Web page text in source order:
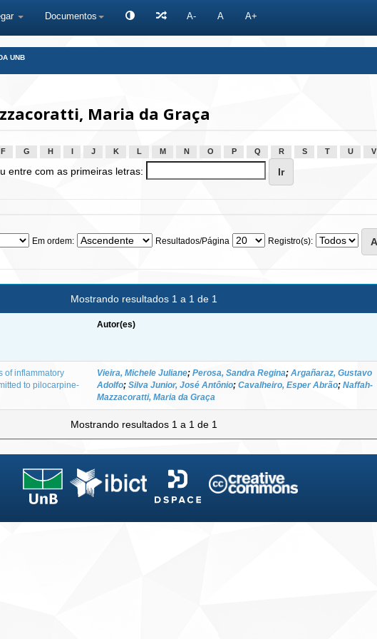
Documentos A- A A+
UNB
Maria da Graça
F G H J K L M N O P Q R S T U V
entre com as primeiras letras:
Em ordem: Resultados/Página Registro(s):
Mostrando resultados 1 a 1 de 1
Autor(es)
of inflammatory
to pilocarpine-
Vieira, Michele Juliane; Perosa, Sandra Regina; Argañaraz, Gustavo
Adolfo; Silva Junior, José Antônio; Cavalheiro, Esper Abrão; Naffah-
Mazzacoratti, Maria da Graça
Mostrando resultados 1 a 1 de 1